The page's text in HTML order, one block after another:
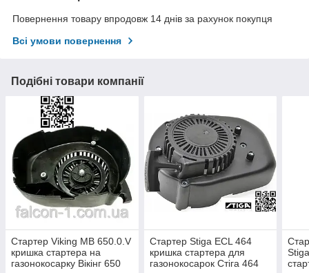
Повернення товару впродовж 14 днів за рахунок покупця
Всі умови повернення
Подібні товари компанії
Стартер Viking MB 650.0.V
кришка стартера на
газонокосарку Вікінг 650
Стартер Stiga ECL 464
кришка стартера для
газонокосарок Стіга 464